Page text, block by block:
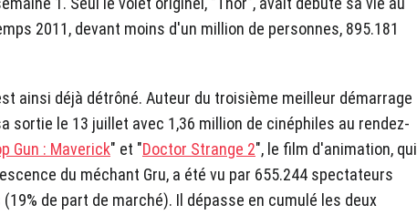
2011, devant moins d'un million de personnes, 895.181
ainsi déjà détrôné. Auteur du troisième meilleur démarrage
sortie le 13 juillet avec 1,36 million de cinéphiles au rendez-
Gun : Maverick" et "Doctor Strange 2", le film d'animation, qui
du méchant Gru, a été vu par 655.244 spectateurs
de part de marché). Il dépasse en cumulé les deux